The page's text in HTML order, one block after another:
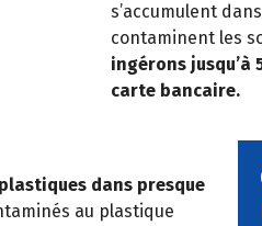
s’accumulent
contaminent les
ingérons jusqu’à
carte bancaire.
dans presque
au plastique